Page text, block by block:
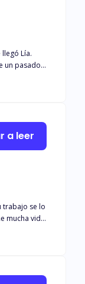
Lía.
un pasado
y
va para
a leer